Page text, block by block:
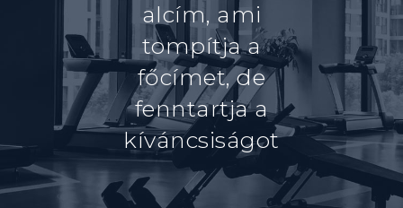
alcím, ami
tompítja a
főcímet, de
fenntartja a
kíváncsiságot